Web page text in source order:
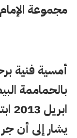
مجموعة
أمسية فنية
ابريل 2013 ابتداء من الساعة 16.00 .
يشار إلى أن